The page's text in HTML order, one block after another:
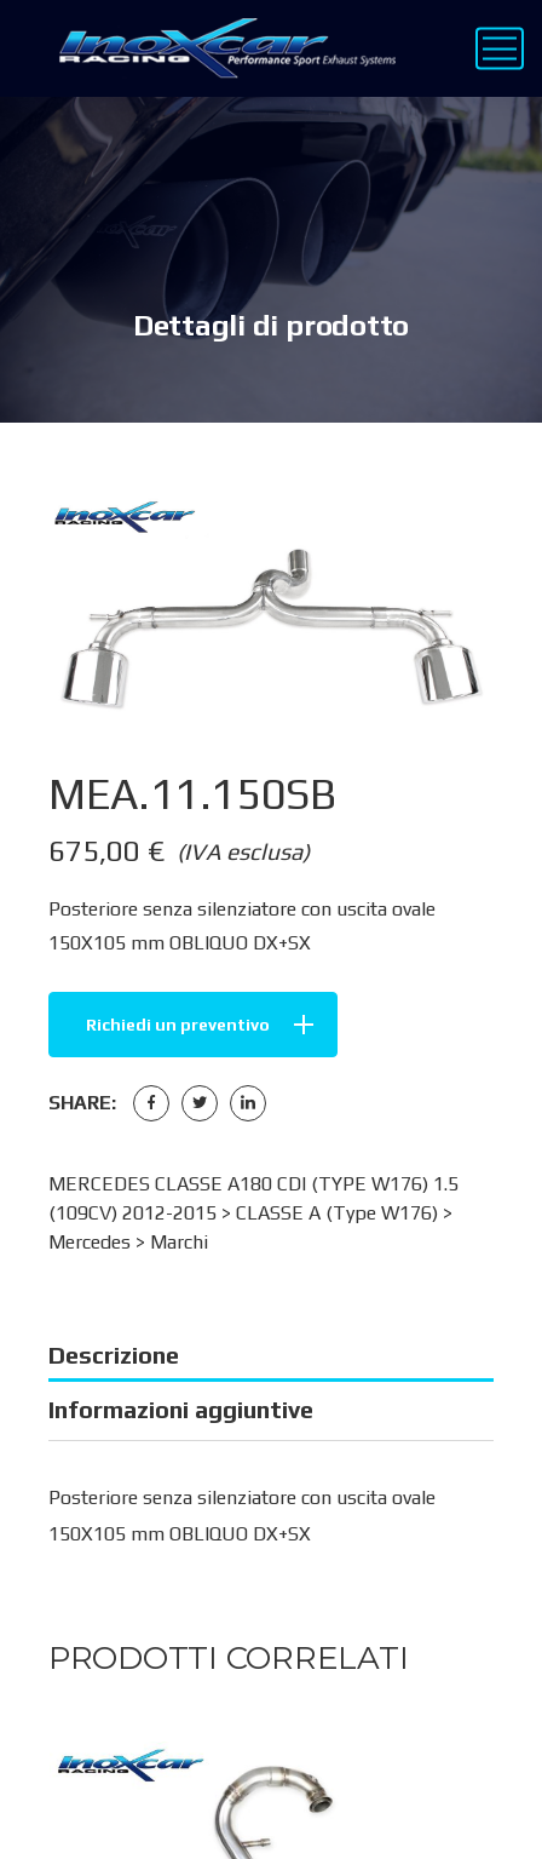
Dettagli di prodotto
MEA.11.150SB
(IVA esclusa)
675,00 €
Posteriore senza silenziatore con uscita ovale
150X105 mm OBLIQUO DX+SX
Richiedi un preventivo
SHARE:
MERCEDES CLASSE A180 CDI (TYPE W176) 1.5
(109CV) 2012-2015 > CLASSE A (Type W176) >
Mercedes > Marchi
Descrizione
Informazioni aggiuntive
Posteriore senza silenziatore con uscita ovale
150X105 mm OBLIQUO DX+SX
PRODOTTI CORRELATI